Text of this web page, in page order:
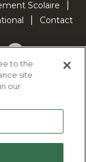
Scolaire
Contact
PinterestTikTok
to the
site
our